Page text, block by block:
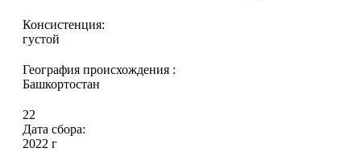
Консистенция:
густой
География происхождения :
Башкортостан
22
Дата сбора:
2022 г